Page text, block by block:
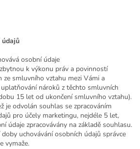
údajů
osobní údaje
k výkonu práv a povinností
ze smluvního vztahu mezi Vámi a
uplatňování nároků z těchto smluvních
15 let od ukončení smluvního vztahu).
je odvolán souhlas se zpracováním
pro účely marketingu, nejdéle 5 let,
údaje zpracovávány na základě souhlasu.
uchovávání osobních údajů správce
vymaže.